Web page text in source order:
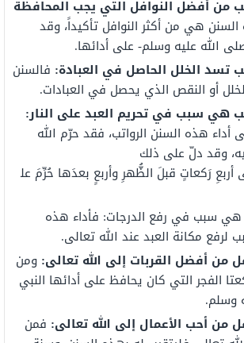
من أفضل النوافل التي يجب المحافظة
هي من أكثر النوافل تأكيداً، وقد
الله عليه وسلم- على أدائها.
تسد الخلل الحاصل في العبادة: فالسنن
أو النقص الذي يحصل في العبادات.
هي سبب في تحريم العبد على النار:
هذه السنن الرواتب، فقد حرّم الله
وقد دلّ على ذلك
أربعِ رَكعاتٍ قبلَ الظُّهرِوأربعٍ بعدَها حُرِّمَ عل
هي سبب في رفع الدرجات: فأداء هذه
مكانة العبد عند الله تعالى.
من أفضل القربات إلى الله تعالى: ومن
الفجر التي كان يحافظ على أدائها النبي
وسلم.
من أحب الأعمال إلى الله تعالى: فمن